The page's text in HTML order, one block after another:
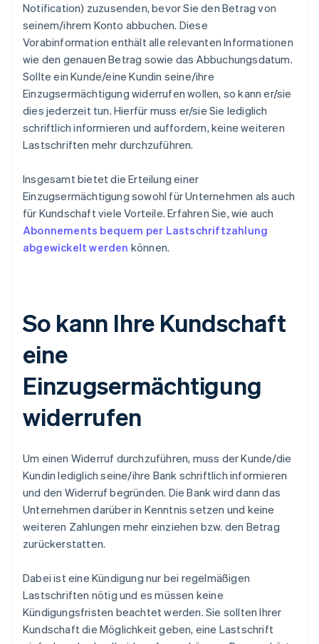
Notification) zuzusenden, bevor Sie den Betrag von
seinem/ihrem Konto abbuchen. Diese
Vorabinformation enthält alle relevanten Informationen
wie den genauen Betrag sowie das Abbuchungsdatum.
Sollte ein Kunde/eine Kundin seine/ihre
Einzugsermächtigung widerrufen wollen, so kann er/sie
dies jederzeit tun. Hierfür muss er/sie Sie lediglich
schriftlich informieren und auffordern, keine weiteren
Lastschriften mehr durchzuführen.
Insgesamt bietet die Erteilung einer
Einzugsermächtigung sowohl für Unternehmen als auch
für Kundschaft viele Vorteile. Erfahren Sie, wie auch
Abonnements bequem per Lastschriftzahlung
abgewickelt werden können.
So kann Ihre Kundschaft
eine
Einzugsermächtigung
widerrufen
Um einen Widerruf durchzuführen, muss der Kunde/die
Kundin lediglich seine/ihre Bank schriftlich informieren
und den Widerruf begründen. Die Bank wird dann das
Unternehmen darüber in Kenntnis setzen und keine
weiteren Zahlungen mehr einziehen bzw. den Betrag
zurückerstatten.
Dabei ist eine Kündigung nur bei regelmäßigen
Lastschriften nötig und es müssen keine
Kündigungsfristen beachtet werden. Sie sollten Ihrer
Kundschaft die Möglichkeit geben, eine Lastschrift